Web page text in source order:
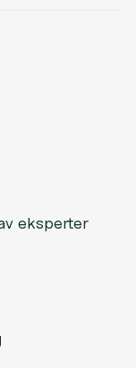
eksperter